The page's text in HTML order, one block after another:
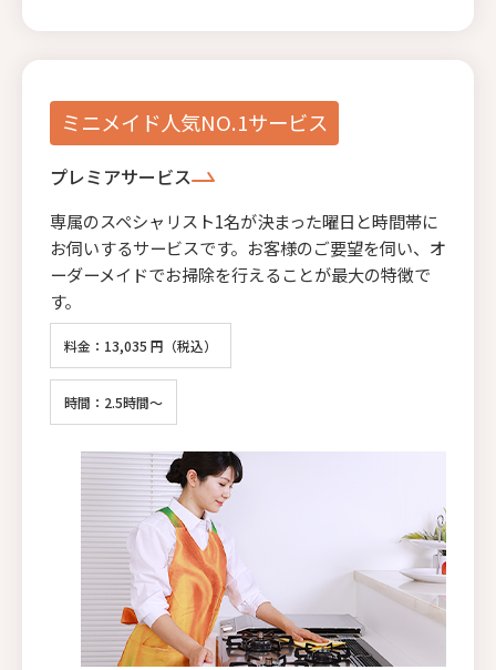
ミニメイド人気NO.1サービス
プレミアサービス
専属のスペシャリスト1名が決まった曜日と時間帯に
お伺いするサービスです。お客様のご要望を伺い、オ
ーダーメイドでお掃除を行えることが最大の特徴で
す。
料金：13,035 円（税込）
時間：2.5時間～